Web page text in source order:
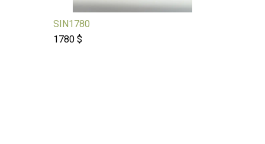
SIN1780
1780 $